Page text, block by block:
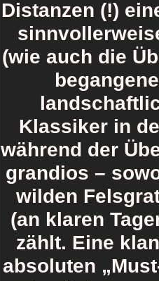
Distanzen (!)
(wie auch die
Klassiker in
während der
grandios –
wilden
(an klaren
zählt. Eine
absoluten